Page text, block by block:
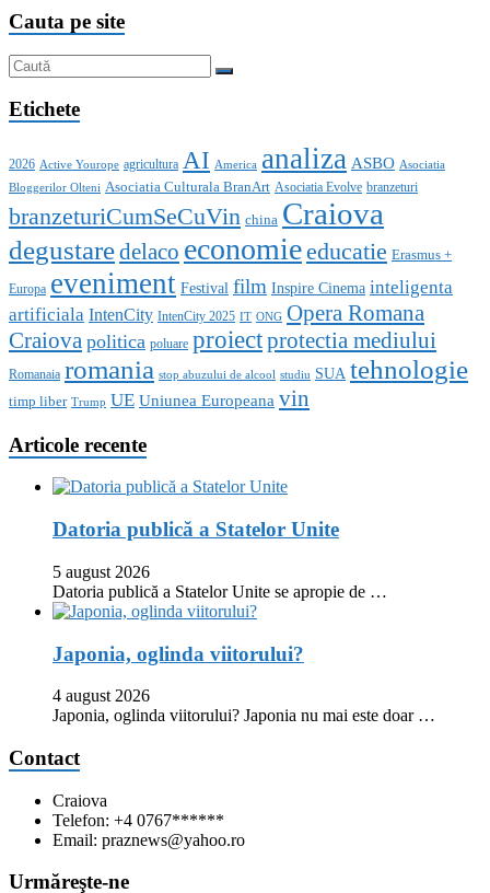
Cauta pe site
Etichete
2026 Active Yourope agricultura AI America analiza ASBO Asociatia
Bloggerilor Olteni Asociatia Culturala BranArt Asociatia Evolve branzeturi
branzeturiCumSeCuVin china Craiova
degustaredelaco economieeducatie Erasmus +
Europa eveniment Festival film Inspire Cinema inteligenta
artificiala IntenCity IntenCity 2025 IT ONG Opera Romana
Craiova politica poluare proiectprotectia mediului
Romanaia romania stop abuzului de alcool studiu SUA tehnologie
timp liber Trump UE Uniunea Europeana vin
Articole recente
Datoria publică a Statelor Unite
5 august 2026
Datoria publică a Statelor Unite se apropie de …
Japonia, oglinda viitorului?
4 august 2026
Japonia, oglinda viitorului? Japonia nu mai este doar …
Contact
Craiova
Telefon: +4 0767******
Email: praznews@yahoo.ro
Urmăreşte-ne